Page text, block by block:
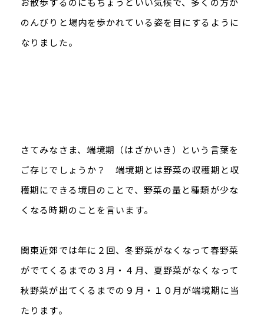
のんびりと場内を歩かれている姿を目にするように
なりました。
さてみなさま、端境期（はざかいき）という言葉を
ご存じでしょうか？ 端境期とは野菜の収穫期と収
穫期にできる境目のことで、野菜の量と種類が少な
くなる時期のことを言います。
関東近郊では年に２回、冬野菜がなくなって春野菜
がでてくるまでの３月・４月、夏野菜がなくなって
秋野菜が出てくるまでの９月・１０月が端境期に当
たります。